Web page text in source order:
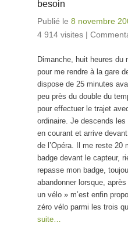
besoin
Publié le 8 novembre
4 914 visites |
Dimanche, huit heures du
pour me rendre à la gare
dispose de 25 minutes
peu près du double du
pour effectuer le trajet
ordinaire. Je descends
en courant et arrive
de l’Opéra. Il me reste 20
badge devant le capteur,
repasse mon badge,
abandonner lorsque,
un vélo » m’est enfin
zéro vélo parmi les trois
suite…